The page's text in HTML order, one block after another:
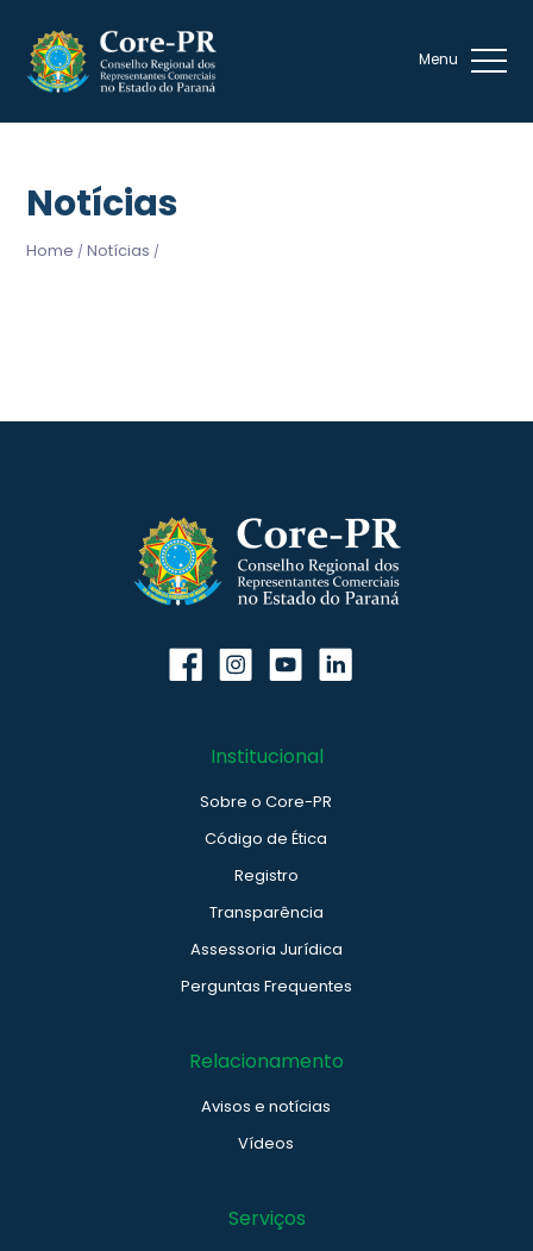
Notícias
Home / Notícias /
Institucional
Sobre o Core-PR
Código de Ética
Registro
Transparência
Assessoria Jurídica
Perguntas Frequentes
Relacionamento
Avisos e notícias
Vídeos
Serviços